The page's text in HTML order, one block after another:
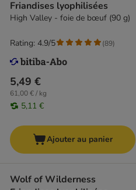
Friandises lyophilisées
High Valley - foie de bœuf (90 g)
5,49 €
61,00 € / kg
5,11 €
Rating: 4.9/5 (89)
Ajouter au panier
Wolf of Wilderness